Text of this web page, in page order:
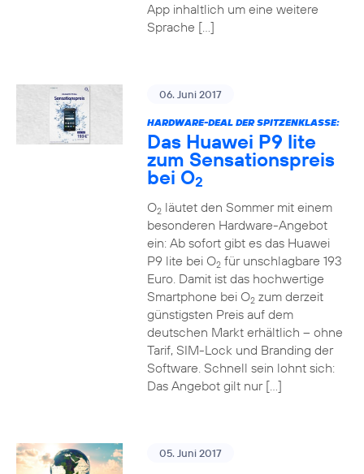
App inhaltlich um eine weitere
Sprache […]
06. Juni 2017
HARDWARE-DEAL DER SPITZENKLASSE:
Das Huawei P9 lite
zum Sensationspreis
bei O2
O2läutet den Sommer mit einem
besonderen Hardware-Angebot
ein: Ab sofort gibt es das Huawei
P9 lite bei O2für unschlagbare 193
Euro. Damit ist das hochwertige
Smartphone bei O2zum derzeit
günstigsten Preis auf dem
deutschen Markt erhältlich – ohne
Tarif, SIM-Lock und Branding der
Software. Schnell sein lohnt sich:
Das Angebot gilt nur […]
05. Juni 2017